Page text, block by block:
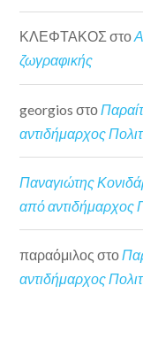
ΚΛΕΦΤΑΚΟΣ στο
ζωγραφικής
georgios στο
αντιδήμαρχος
Παναγιώτης
από αντιδήμαρχος
παραόμιλος στο
αντιδήμαρχος